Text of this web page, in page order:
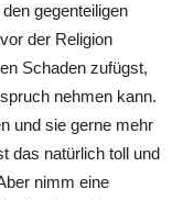
gegenteiligen
der Religion
Schaden zufügst,
nehmen kann.
und sie gerne mehr
das natürlich toll und
nimm eine